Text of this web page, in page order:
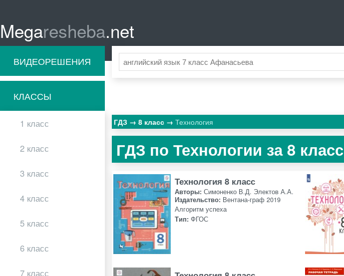
Megaresheba.net
ВИДЕОРЕШЕНИЯ
КЛАССЫ
1 класс
2 класс
3 класс
4 класс
5 класс
6 класс
7 класс
ГДЗ 8 класс Технология
ГДЗ по Технологии за 8 класс
Технология 8 класс
Авторы: Симоненко В.Д. Электов А.А.
Издательство: Вентана-граф 2019
Алгоритм успеха
Тип: ФГОС